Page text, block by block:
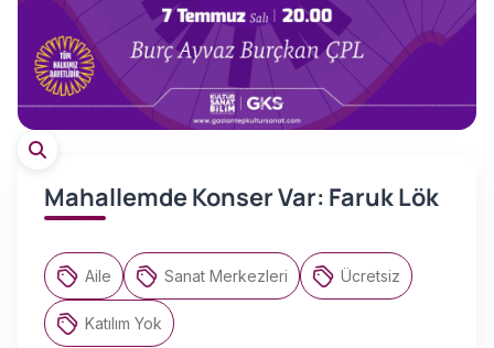
Mahallemde Konser Var: Faruk Lök
Aile Sanat Merkezleri Ücretsiz
Katılım Yok